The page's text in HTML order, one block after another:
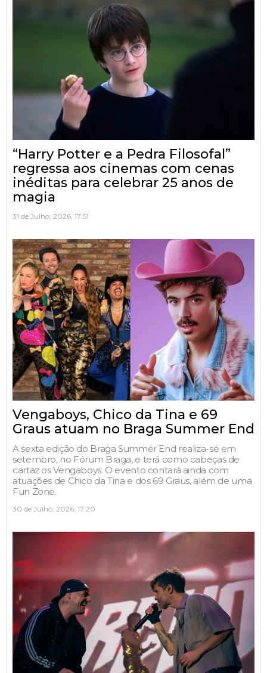
“Harry Potter e a Pedra Filosofal”
regressa aos cinemas com cenas
inéditas para celebrar 25 anos de
magia
31 de Julho, 2026, 17:51
Vengaboys, Chico da Tina e 69
Graus atuam no Braga Summer End
A sexta edição do Braga Summer End realiza-se em
setembro, no Fórum Braga, e terá como cabeças de
cartaz os Vengaboys. O evento contará ainda com
atuações de Chico da Tina e dos 69 Graus, além de uma
Fun Zone.
30 de Julho, 2026, 17:20